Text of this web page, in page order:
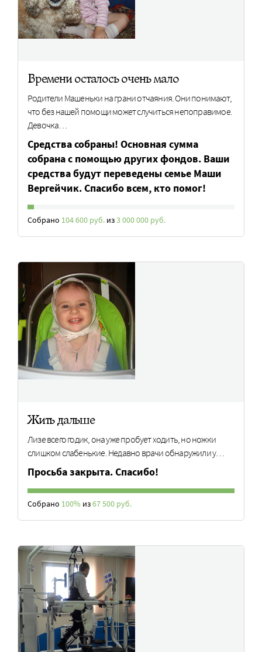
Времени осталось очень мало
Родители Машеньки на грани отчаяния. Они понимают,
что без нашей помощи может случиться непоправимое.
Девочка…
Средства собраны! Основная сумма
собрана с помощью других фондов. Ваши
средства будут переведены семье Маши
Вергейчик. Спасибо всем, кто помог!
Собрано 104 600 руб. из3 000 000 руб.
Жить дальше
Лизе всего годик, она уже пробует ходить, но ножки
слишком слабенькие. Недавно врачи обнаружили у…
Просьба закрыта. Спасибо!
Собрано 100% из67 500 руб.